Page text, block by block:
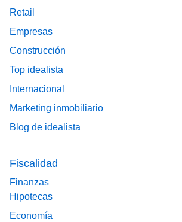
Retail
Empresas
Construcción
Top idealista
Internacional
Marketing inmobiliario
Blog de idealista
Fiscalidad
Finanzas
Hipotecas
Economía